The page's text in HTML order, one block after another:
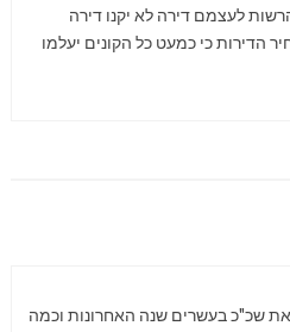
לעצמם דירה לא יקנו דירה
הדירות כי כמעט כל הקונים יעלמו
שכ"כ בעשרים שנה האחרונות וכמה